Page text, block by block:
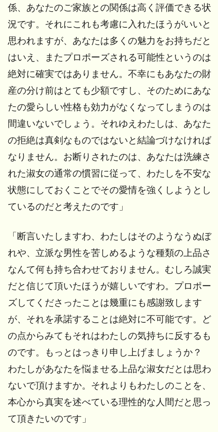
係、あなたのご家族との関係は高く評価できる状
況です。それにこれも考慮に入れたほうがいいと
思われますが、あなたは多くの魅力をお持ちだと
はいえ、またプロポーズされる可能性というのは
絶対に確実ではありません。不幸にもあなたの財
産の分け前はとても少額ですし、そのためにあな
たの愛らしい性格も効力がなくなってしまうのは
間違いないでしょう。それゆえわたしは、あなた
の拒絶は真剣なものではないと結論づけなければ
なりません。お断りされたのは、あなたは洗練さ
れた淑女の通常の慣習に従って、わたしを不安な
状態にしておくことでその愛情を強くしようとし
ているのだと考えたのです」
「断言いたしますわ、わたしはそのようなうぬぼ
れや、立派な男性を苦しめるような種類の上品さ
なんて何も持ち合わせておりません。むしろ誠実
だと信じて頂いたほうが嬉しいですわ。プロポー
ズしてくださったことは幾重にも感謝致します
が、それを承諾することは絶対に不可能です。ど
の点からみてもそれはわたしの気持ちに反するも
のです。もっとはっきり申し上げましょうか？
わたしがあなたを悩ませる上品な淑女だとは思わ
ないで頂けますか。それよりもわたしのことを、
本心から真実を述べている理性的な人間だと思っ
て頂きたいのです」